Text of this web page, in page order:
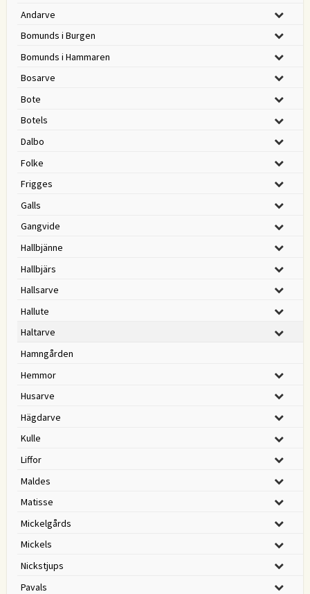
Andarve
Bomunds i Burgen
Bomunds i Hammaren
Bosarve
Bote
Botels
Dalbo
Folke
Frigges
Galls
Gangvide
Hallbjänne
Hallbjärs
Hallsarve
Hallute
Haltarve
Hamngården
Hemmor
Husarve
Hägdarve
Kulle
Liffor
Maldes
Matisse
Mickelgårds
Mickels
Nickstjups
Pavals